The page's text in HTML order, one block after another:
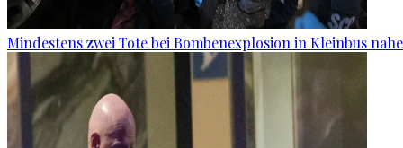
Mindestens zwei Tote bei Bombenexplosion in Kleinbus